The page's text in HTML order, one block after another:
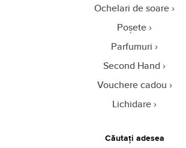
Ochelari de soare
Poșete
Parfumuri
Second Hand
Vouchere cadou
Lichidare
Căutați adesea